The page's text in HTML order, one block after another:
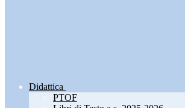
Didattica
PTOF